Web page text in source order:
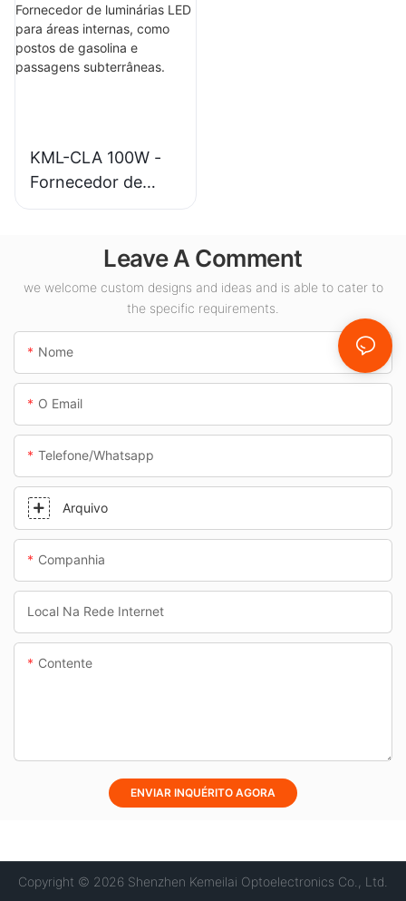
instalações
industriais,
armazéns e outras
KML-CLA 100W -
Fornecedor de
luminárias LED para
como postos de
gasolina e
subterrâneas.
Leave A Comment
we welcome custom designs and ideas and is able to cater to
the specific requirements.
Nome
O Email
Telefone/whatsapp
Arquivo
Companhia
Local Na Rede Internet
Contente
ENVIAR INQUÉRITO AGORA
Copyright © 2026 Shenzhen Kemeilai Optoelectronics Co., Ltd.